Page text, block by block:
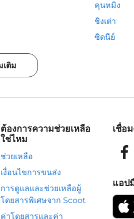
คุนหมิง
ชิงเต่า
ซิดนีย์
เติม
ต้องการความช่วยเหลือ
ใช่ไหม
ช่วยเหลือ
เงื่อนไขการขนส่ง
การดูแลและช่วยเหลือผู้
โดยสารพิเศษจาก Scoot
ค่าโดยสารและค่า
เชื่อ
แอป